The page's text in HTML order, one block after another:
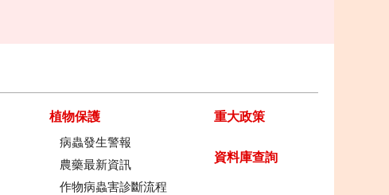
植物保護
病蟲發生警報
農藥最新資訊
作物病蟲害診斷流程
重大政策
資料庫查詢